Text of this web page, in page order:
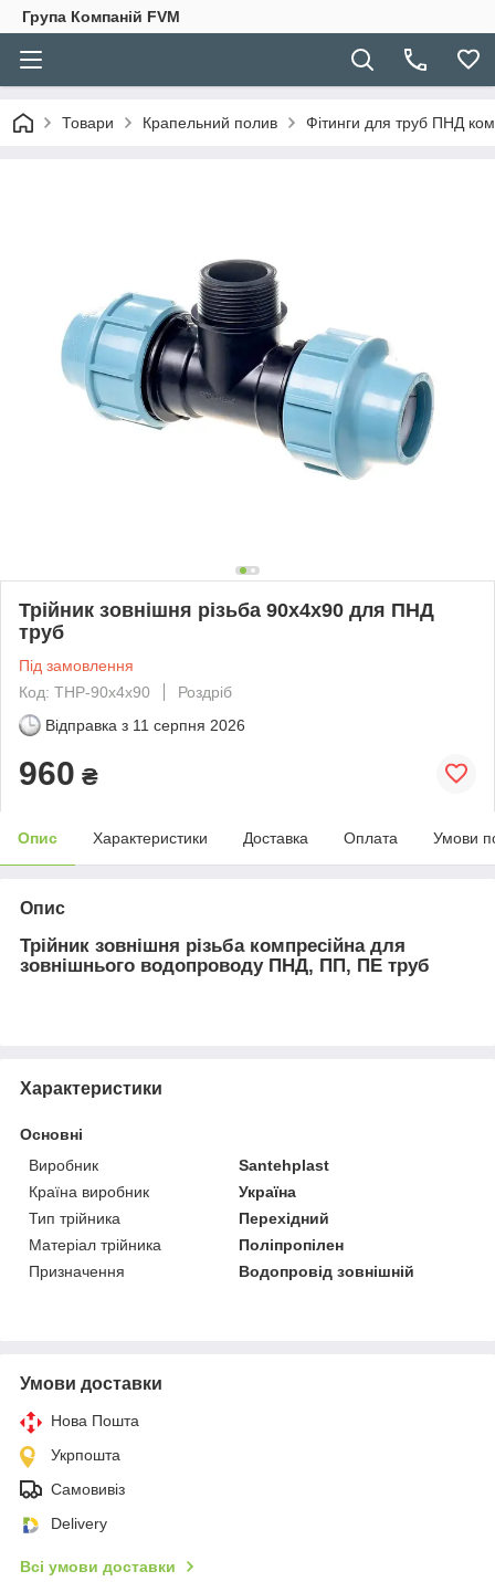
Група Компаній FVM
Товари Крапельний полив Фітинги для труб ПНД
Трійник зовнішня різьба 90х4х90 для ПНД
труб
Під замовлення
Код: ТНР-90х4х90
Роздріб
Відправка з 11 серпня 2026
960 ₴
Опис Характеристики Доставка Оплата Умови
Опис
Трійник зовнішня різьба компресійна для
зовнішнього водопроводу ПНД, ПП, ПЕ труб
Характеристики
Основні
Виробник
Santehplast
Країна виробник
Україна
Тип трійника
Перехідний
Матеріал трійника
Поліпропілен
Призначення
Водопровід зовнішній
Умови доставки
Нова Пошта
Укрпошта
Самовивіз
Delivery
Всі умови доставки